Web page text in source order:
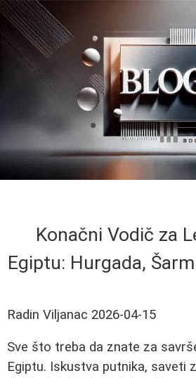
Konačni Vodič za
Egiptu: Hurgada,
Radin Viljanac 2026-04-15
Sve što treba da znate za
Egiptu. Iskustva putnika, saveti